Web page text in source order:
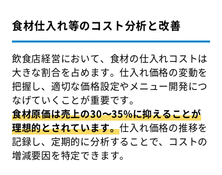
食材仕入れ等のコスト分析と改善
飲食店経営において、食材の仕入れコストは
大きな割合を占めます。仕入れ価格の変動を
把握し、適切な価格設定やメニュー開発につ
なげていくことが重要です。
食材原価は売上の30〜35%に抑えることが
理想的とされています。仕入れ価格の推移を
記録し、定期的に分析することで、コストの
増減要因を特定できます。